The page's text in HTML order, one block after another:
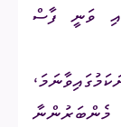
ވަނީ ފާސް
މެންބަރުންނާ